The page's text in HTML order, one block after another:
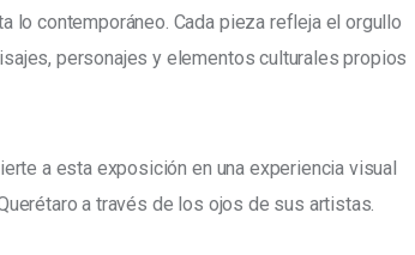
lo contemporáneo. Cada pieza refleja el orgullo
personajes y elementos culturales propios
a esta exposición en una experiencia visual
a través de los ojos de sus artistas.